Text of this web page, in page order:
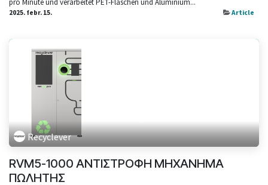
2025. febr. 15. Article
Recyclever
RVM5-1000 ΑΝΤΙΣΤΡΟΦΗ ΜΗΧΑΝΗΜΑ
ΠΩΛΗΤΗΣ